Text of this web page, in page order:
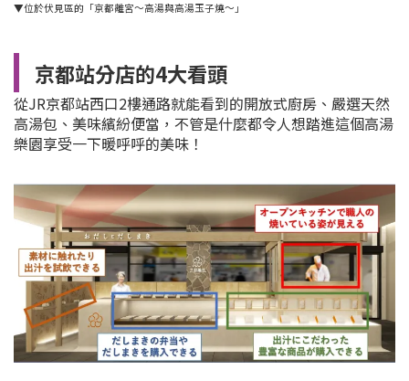
▼位於伏見區的「京都離宮～高湯與高湯玉子燒～」
京都站分店的4大看頭
從JR京都站西口2樓通路就能看到的開放式廚房、嚴選天然
高湯包、美味繽紛便當，不管是什麼都令人想踏進這個高湯
樂園享受一下暖呼呼的美味！